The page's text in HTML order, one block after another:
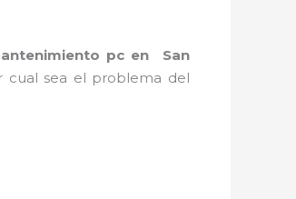
pc en
San
cual sea el problema del